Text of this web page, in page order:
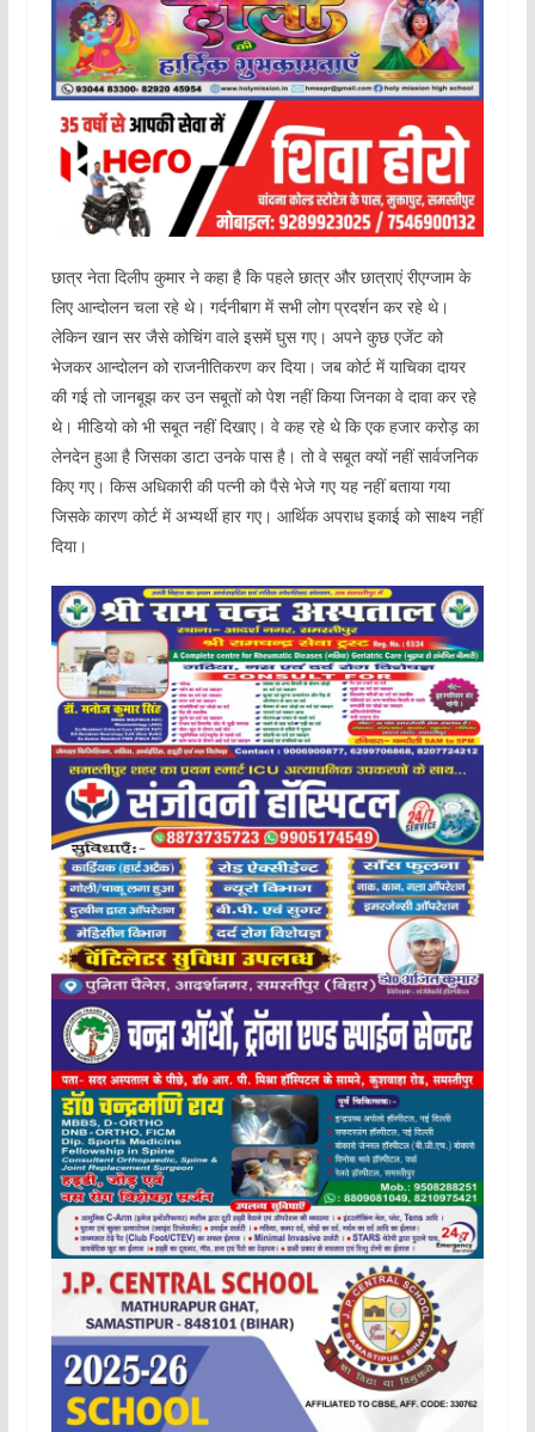
छात्र नेता दिलीप कुमार ने कहा है कि पहले छात्र और छात्राएं रीएग्जाम के
लिए आन्दोलन चला रहे थे। गर्दनीबाग में सभी लोग प्रदर्शन कर रहे थे।
लेकिन खान सर जैसे कोचिंग वाले इसमें घुस गए। अपने कुछ एजेंट को
भेजकर आन्दोलन को राजनीतिकरण कर दिया। जब कोर्ट में याचिका दायर
की गई तो जानबूझ कर उन सबूतों को पेश नहीं किया जिनका वे दावा कर रहे
थे। मीडियो को भी सबूत नहीं दिखाए। वे कह रहे थे कि एक हजार करोड़ का
लेनदेन हुआ है जिसका डाटा उनके पास है। तो वे सबूत क्यों नहीं सार्वजनिक
किए गए। किस अधिकारी की पत्नी को पैसे भेजे गए यह नहीं बताया गया
जिसके कारण कोर्ट में अभ्यर्थी हार गए। आर्थिक अपराध इकाई को साक्ष्य नहीं
दिया।